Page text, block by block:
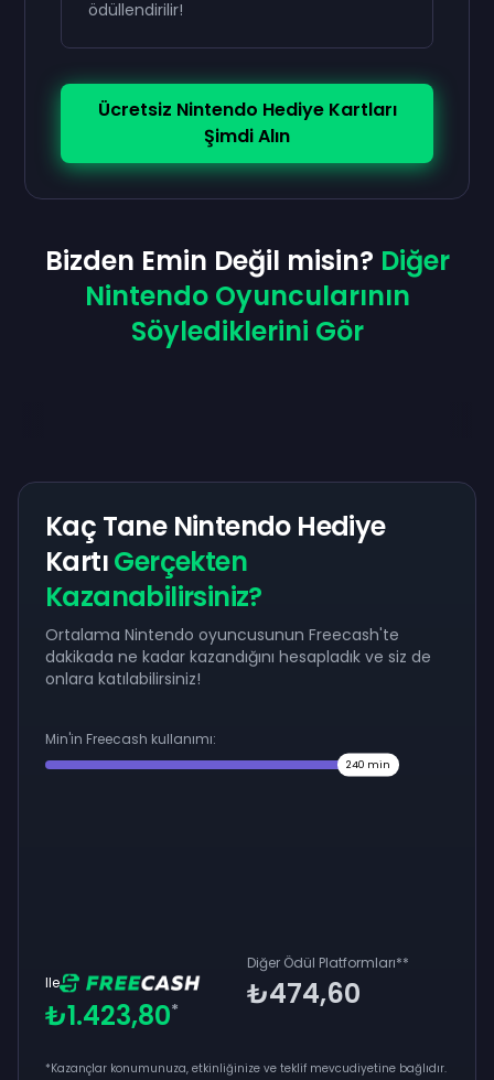
ödüllendirilir!
Ücretsiz Nintendo Hediye Kartları
Şimdi Alın
Bizden Emin Değil misin? Diğer
Nintendo Oyuncularının
Söylediklerini Gör
Kaç Tane Nintendo Hediye
KartıGerçekten
Kazanabilirsiniz?
Ortalama Nintendo oyuncusunun Freecash'te
dakikada ne kadar kazandığını hesapladık ve siz de
onlara katılabilirsiniz!
Min'in Freecash kullanımı:
240 min
Ile
₺1.423,80*
Diğer Ödül Platformları**
₺474,60
*Kazançlar konumunuza, etkinliğinize ve teklif mevcudiyetine bağlıdır.